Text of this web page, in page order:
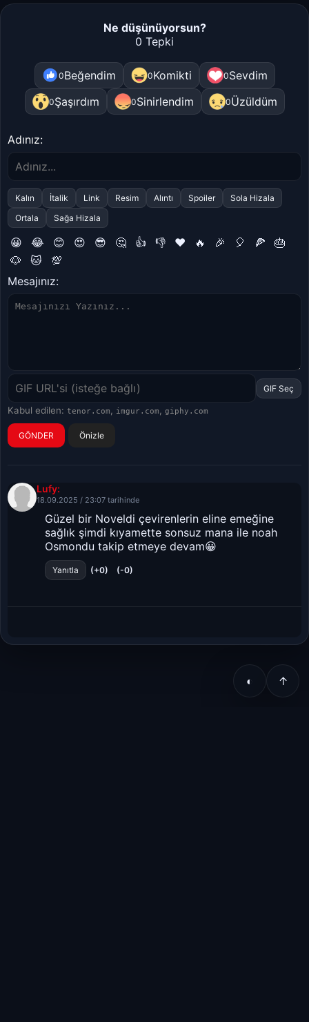
Ne düşünüyorsun?
0 Tepki
0Beğendim 0Komikti 0Sevdim
0Şaşırdım 0Sinirlendim 0Üzüldüm
Adınız:
Kalın İtalik Link Resim Alıntı Spoiler
Sola Hizala
Ortala
Sağa Hizala
😀 😂 😊 😍 😎 🤔 👍 👎 ❤️ 🔥 🎉 🎈 🍕
🎂
🐶
🐱
💯
Mesajınız:
GIF Seç
Kabul edilen: tenor.com , imgur.com , giphy.com
Önizle
Lufy:
18.09.2025 / 23:07 tarihinde
Güzel bir Noveldi çevirenlerin eline emeğine
sağlık şimdi kıyamette sonsuz mana ile noah
Osmondu takip etmeye devam😀
Yanıtla (+0) (-0)
◐ ↑